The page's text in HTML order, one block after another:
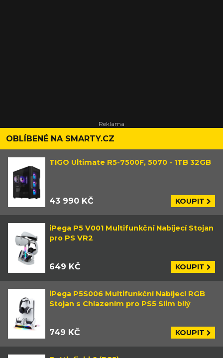
OBLÍBENÉ NA SMARTY.CZ
TIGO Ultimate R5-7500F, 5070 - 1TB 32GB
43 990 KČ KOUPIT
iPega P5 V001 Multifunkční Nabíjecí Stojan
pro PS VR2
649 KČ KOUPIT
iPega P5S006 Multifunkční Nabíjecí RGB
Stojan s Chlazením pro PS5 Slim bílý
749 KČ KOUPIT